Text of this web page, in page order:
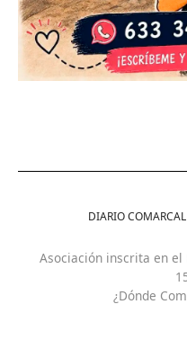
DIARIO
Asociación inscrita en el
¿Dónde